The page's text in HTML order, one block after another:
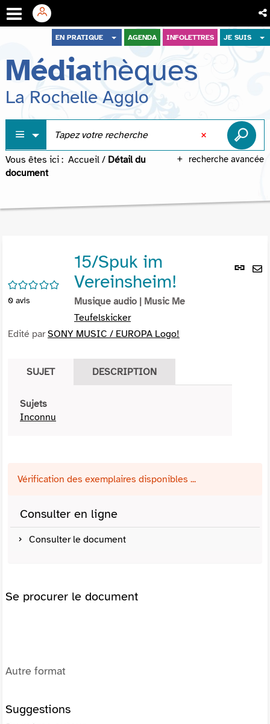
menu
contenu
recherche
EN PRATIQUE AGENDA INFOLETTRES JE SUIS
Médiathèques
La Rochelle Agglo
recherche avancée
Vous êtes ici : Accueil / Détail du
document
Lien
/5
0 avis
15/Spuk im
Vereinsheim!
Musique audio | Music Me
Teufelskicker
Edité parSONY MUSIC / EUROPA Logo!
SUJET DESCRIPTION
Sujets
Inconnu
Vérification des exemplaires disponibles ...
Consulter en ligne
Consulter le document
Se procurer le document
Autre format
Suggestions